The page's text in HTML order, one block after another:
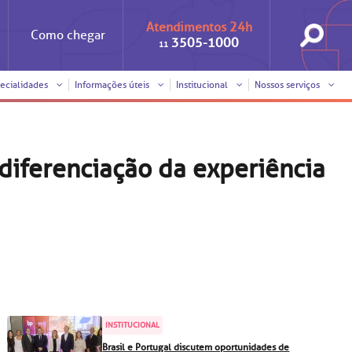
Como chegar Atendimentos 24h
11 3505-1000
Informações úteis Institucional Nossos serviços
Sobre a BP
Comitê de Bioética
Internação/Cirurgia
Solicitação de orçamento
da experiência
INSTITUCIONAL
Brasil e Portugal discutem oportunidades de